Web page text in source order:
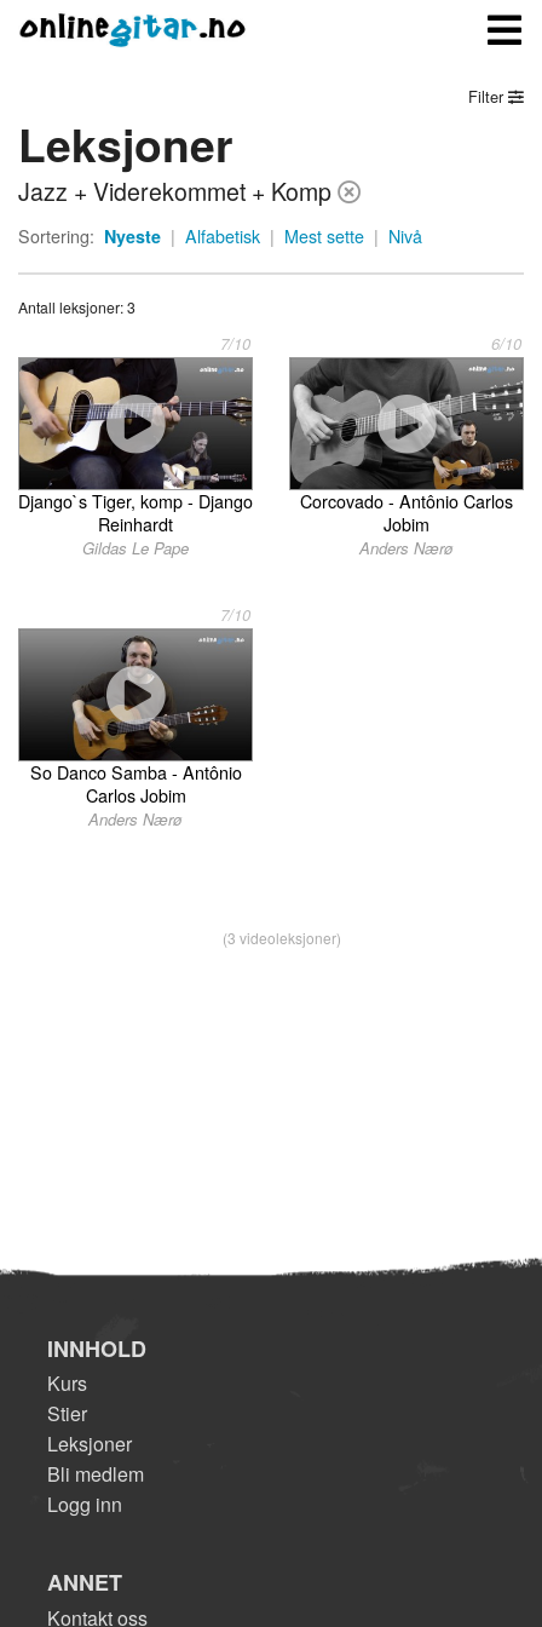
Meny
Logg inn
Kontakt oss
Om onlinegitar.no
Filter
Leksjoner
Jazz + Viderekommet + Komp
Sortering: Nyeste | Alfabetisk | Mest sette | Nivå
Antall leksjoner: 3
7/10
Django`s Tiger, komp - Django
Reinhardt
Gildas Le Pape
6/10
Corcovado - Antônio Carlos
Jobim
Anders Nærø
7/10
So Danco Samba - Antônio
Carlos Jobim
Anders Nærø
(3 videoleksjoner)
INNHOLD
Kurs
Stier
Leksjoner
Bli medlem
Logg inn
ANNET
Kontakt oss